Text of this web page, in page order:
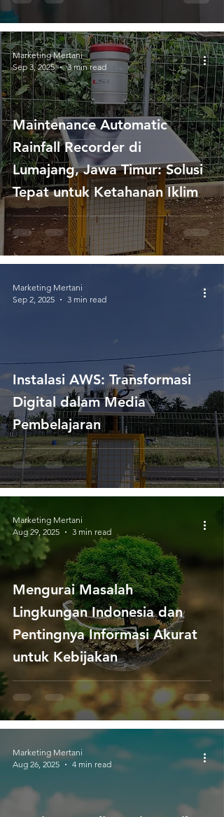
Maintenance Automatic
Rainfall Recorder di
Lumajang, Jawa Timur: Solusi
Tepat untuk Ketahanan Iklim
Marketing Mertani
Sep 3, 2025
3 min read
Instalasi AWS: Transformasi
Digital dalam Media
Pembelajaran
Marketing Mertani
Sep 2, 2025
3 min read
Mengurai Masalah
Lingkungan Indonesia dan
Pentingnya Informasi Akurat
untuk Kebijakan
Marketing Mertani
Aug 29, 2025
3 min read
Marketing Mertani
Aug 26, 2025
4 min read